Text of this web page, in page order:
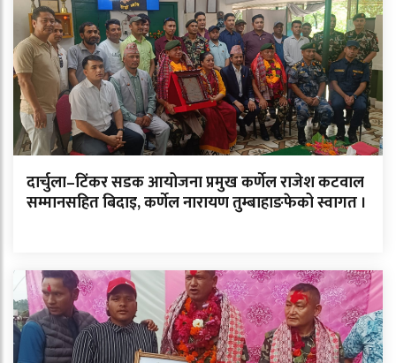
दार्चुला–टिंकर सडक आयोजना प्रमुख कर्णेल राजेश कटवाल
सम्मानसहित बिदाइ, कर्णेल नारायण तुम्बाहाङफेको स्वागत ।